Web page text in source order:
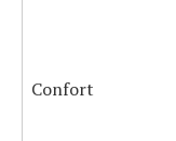
Confort